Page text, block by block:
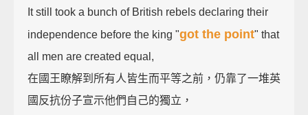
It still took a bunch of British rebels declaring their
independence before the king "got the point" that
all men are created equal,
在國王瞭解到所有人皆生而平等之前，仍靠了一堆英
國反抗份子宣示他們自己的獨立，